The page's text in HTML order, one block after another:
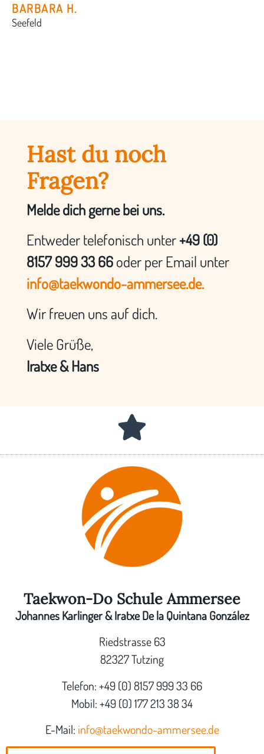
BARBARA H.
Seefeld
Hast du noch
Fragen?
Melde dich gerne bei uns.
Entweder telefonisch unter+49 (0)
8157 999 33 66oder per Email unter
info@taekwondo-ammersee.de.
Wir freuen uns auf dich.
Viele Grüße,
Iratxe & Hans
Taekwon-Do Schule Ammersee
Johannes Karlinger & Iratxe De la Quintana González
Riedstrasse 63
82327 Tutzing
Telefon: +49 (0) 8157 999 33 66
Mobil: +49 (0) 177 213 38 34
E-Mail: info@taekwondo-ammersee.de